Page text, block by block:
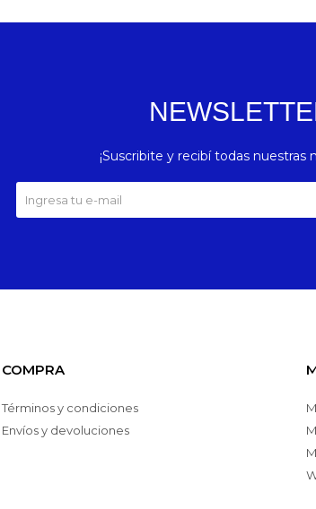
COMPRA
Términos y condiciones
Envíos y devoluciones
¡Suscribite y recibí todas nuestras